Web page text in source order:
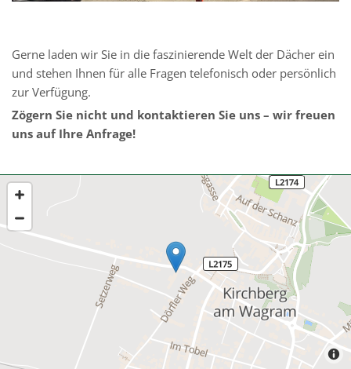
Gerne laden wir Sie in die faszinierende Welt der Dächer ein
und stehen Ihnen für alle Fragen telefonisch oder persönlich
zur Verfügung.
Zögern Sie nicht und kontaktieren Sie uns – wir freuen
uns auf Ihre Anfrage!